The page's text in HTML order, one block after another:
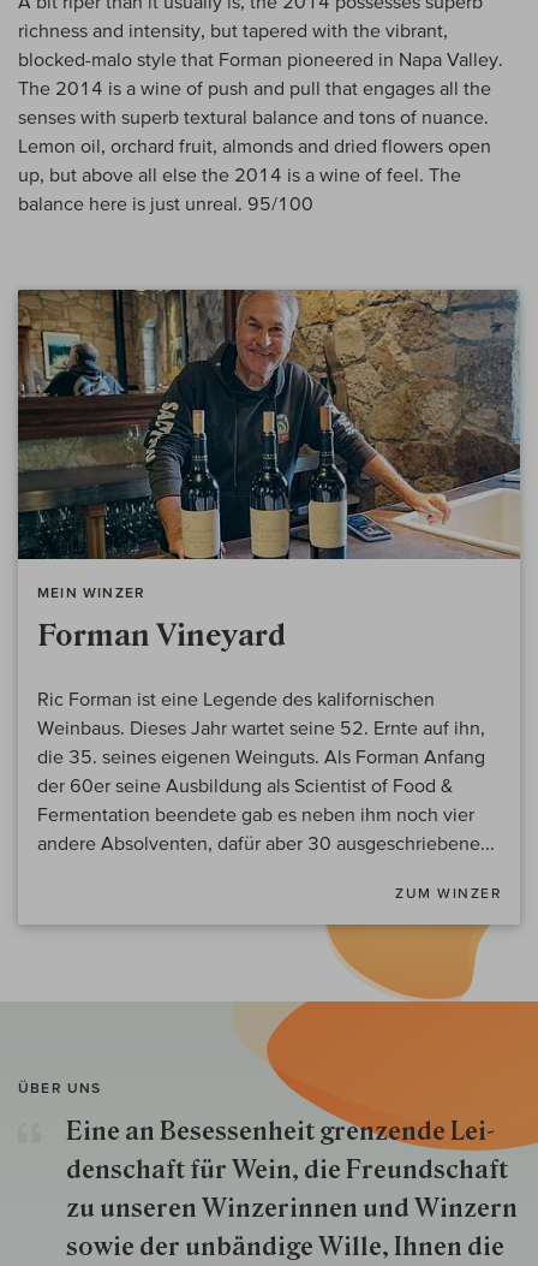
richness and intensity, but tapered with the vibrant,
blocked-malo style that Forman pioneered in Napa Valley.
The 2014 is a wine of push and pull that engages all the
senses with superb textural balance and tons of nuance.
Lemon oil, orchard fruit, almonds and dried flowers open
up, but above all else the 2014 is a wine of feel. The
balance here is just unreal. 95/100
MEIN WINZER
Forman Vineyard
Ric Forman ist eine Legende des kalifornischen
Weinbaus. Dieses Jahr wartet seine 52. Ernte auf ihn,
die 35. seines eigenen Weinguts. Als Forman Anfang
der 60er seine Ausbildung als Scientist of Food &
Fermentation beendete gab es neben ihm noch vier
andere Absolventen, dafür aber 30 ausgeschriebene...
ZUM WINZER
ÜBER UNS
Eine an Besessenheit gren­zende Lei­
den­schaft für Wein, die Freund­schaft
zu unseren Win­zer­innen und Win­zern
so­wie der un­bän­dige Wille, Ihnen die